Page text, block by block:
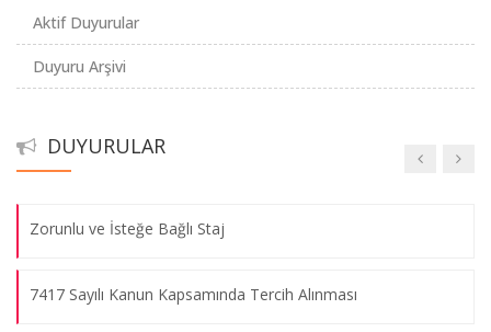
Aktif Duyurular
Duyuru Arşivi
DUYURULAR
ANNOUNCEMENT ABOUT THE MIDTERM EXAM DATES
Zorunlu ve İsteğe Bağlı Staj
7417 Sayılı Kanun Kapsamında Tercih Alınması